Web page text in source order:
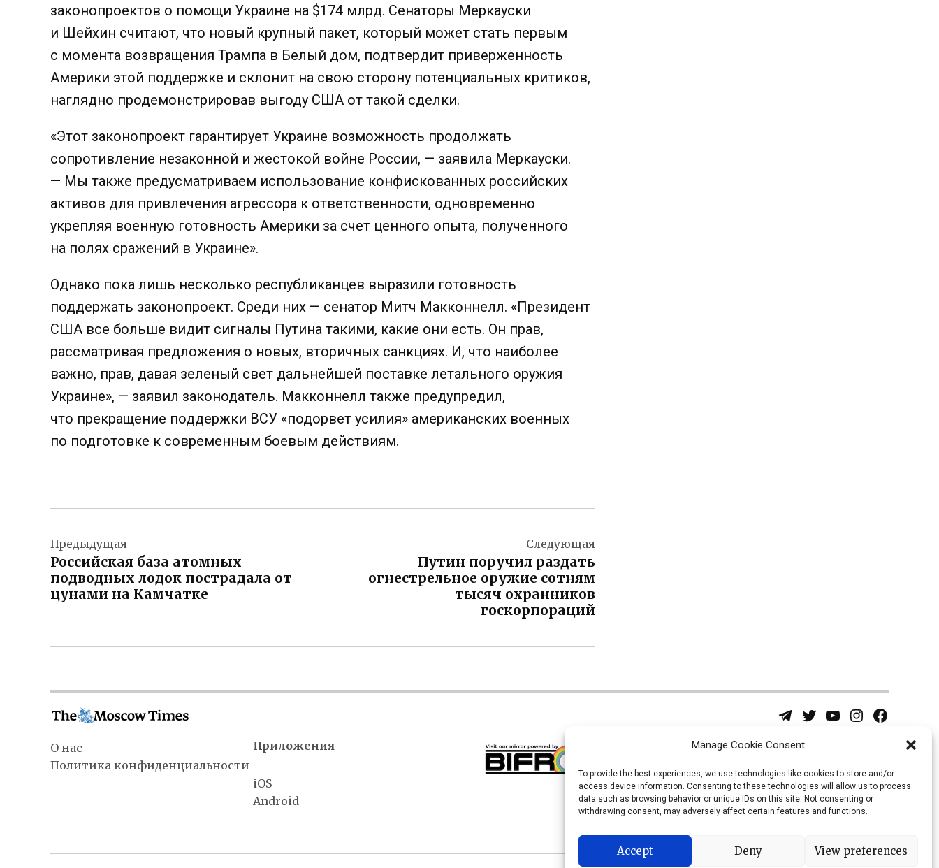
Manage Cookie Consent
To provide the best experiences, we use technologies like cookies to store and/or
access device information. Consenting to these technologies will allow us to process
data such as browsing behavior or unique IDs on this site. Not consenting or
withdrawing consent, may adversely affect certain features and functions.
Accept Deny View preferences
законопроектов о помощи Украине на $174 млрд. Сенаторы Меркауски
и Шейхин считают, что новый крупный пакет, который может стать первым
с момента возвращения Трампа в Белый дом, подтвердит приверженность
Америки этой поддержке и склонит на свою сторону потенциальных критиков,
наглядно продемонстрировав выгоду США от такой сделки.
«Этот законопроект гарантирует Украине возможность продолжать
сопротивление незаконной и жестокой войне России, — заявила Меркауски.
— Мы также предусматриваем использование конфискованных российских
активов для привлечения агрессора к ответственности, одновременно
укрепляя военную готовность Америки за счет ценного опыта, полученного
на полях сражений в Украине».
Однако пока лишь несколько республиканцев выразили готовность
поддержать законопроект. Среди них — сенатор Митч Макконнелл. «Президент
США все больше видит сигналы Путина такими, какие они есть. Он прав,
рассматривая предложения о новых, вторичных санкциях. И, что наиболее
важно, прав, давая зеленый свет дальнейшей поставке летального оружия
Украине», — заявил законодатель. Макконнелл также предупредил,
что прекращение поддержки ВСУ «подорвет усилия» американских военных
по подготовке к современным боевым действиям.
по
записям
Предыдущая
Российская база атомных
подводных лодок пострадала от
цунами на Камчатке
Следующая
Путин поручил раздать
огнестрельное оружие сотням
тысяч охранников
госкорпораций
Telegram
Twitter
Username
YouTubeInstagram
Facebook
О нас
Политика конфиденциальности
Приложения
iOS
Android